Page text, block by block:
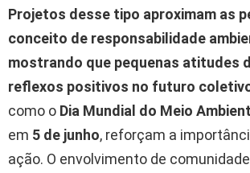
Projetos desse tipo aproximam as
conceito de responsabilidade
mostrando que pequenas atitudes
reflexos positivos no futuro
como o Dia Mundial do Meio
em 5 de junho, reforçam a
ação. O envolvimento de